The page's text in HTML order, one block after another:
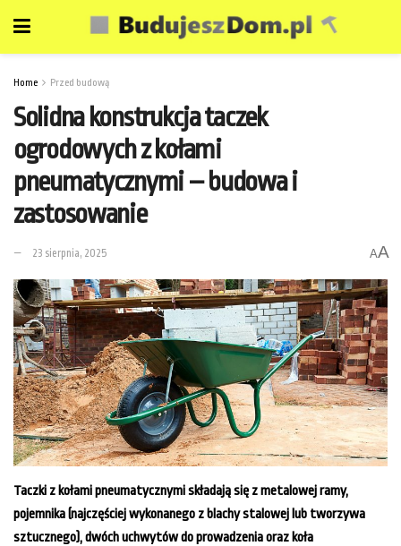
Home Przed budową
Solidna konstrukcja taczek
ogrodowych z kołami
pneumatycznymi – budowa i
zastosowanie
23 sierpnia, 2025 AA
Taczki z kołami pneumatycznymi składają się z metalowej ramy,
pojemnika (najczęściej wykonanego z blachy stalowej lub tworzywa
sztucznego), dwóch uchwytów do prowadzenia oraz koła